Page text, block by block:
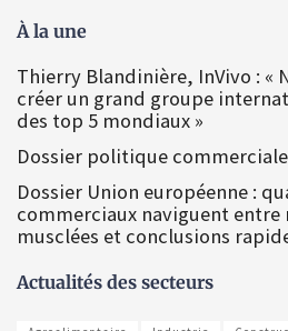
À la une
Thierry Blandinière, InVivo : «
créer un grand groupe
des top 5 mondiaux »
Dossier politique
Dossier Union européenne :
commerciaux naviguent entre
musclées et conclusions
Actualités des secteurs